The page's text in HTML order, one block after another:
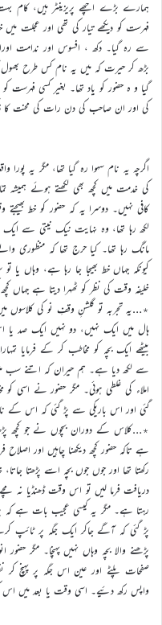
ہمارے بڑے اچھے پریزینٹر ہیں، کام
فہرست کو دیکھے تیار کی تھی اور عجلت
سے رہ گیا۔ دکھ ، افسوس اور ندامت
بڑھ کر حیرت کہ میں یہ نام کس طرح
گیا و ہ حضور کو یاد تھا۔ بغیر کسی فہرست
کی اور ان صاحب کی دن رات کی محنت
اگرچہ یہ نام سہوا رہ گیا تھا، مگر یہ
کی خدمت میں کچھ بھی لکھتے ہوئے ہمیشہ
کافی نہیں۔ دوسرا یہ کہ حضور کو خط
لکھ رہا تھا، وہ نہایت نیک نیتی سے ایک
مانگ رہا تھا۔ کیا حرج تھا کہ منظوری
کیونکہ جہاں خط بھیجا جا رہا ہے، وہاں
خلیفہ وقت کی نظر کو ٹھہرا دیتا ہے جہاں
٭…یہ تجربہ تو گلشنِ وقفِ نو کی کلاسوں
ہال میں ایک نہیں، دو نہیں ایک صد یا
بیٹھے ایک بچہ کو مخاطب کر کے فرمایا
سے لکھ دیا ہے۔ ہم حیران کہ اتنے
املاء کی غلطی ہوئی۔ مگر حضور نے اسی
گئی اور اس باریکی سے پڑ گئی کہ اس کے
٭…کلاس کے دوران بچوں نے جو کچھ
ہے تاکہ حضور کچھ دیکھنا چاہیں اور اصلاح
رکھتا تھا اور جوں جوں بچہ اسے پڑھتا
دریافت فرما لیں تو اس وقت ڈھنڈیا نہ مچے
رہتا ہے۔ مگر یہ کیسی عجیب بات ہے کہ
پڑ گئی کہ آگے جاکر ایک جگہ پر ٹائپ
پڑھنے والا بچہ وہاں نہیں پہنچا۔ مگر
صفحات پلٹے اور عین اس جگہ پر پہنچ کر
واپس رکھ دئیے۔ اسی وقت یا بعد میں اس